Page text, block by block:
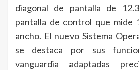
diagonal de pantalla de
pantalla de control que mide
ancho. El nuevo Sistema
se destaca por sus
vanguardia adaptadas